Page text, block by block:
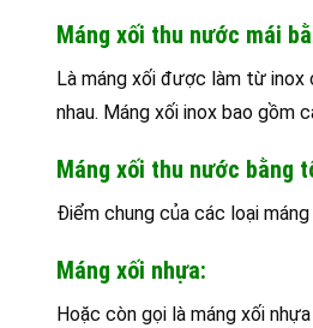
Máng xối thu nước mái
Là máng xối được làm từ
nhau. Máng xối inox bao gồm
Máng xối thu nước bằng
Điểm chung của các loại
Máng xối nhựa:
Hoặc còn gọi là máng xối